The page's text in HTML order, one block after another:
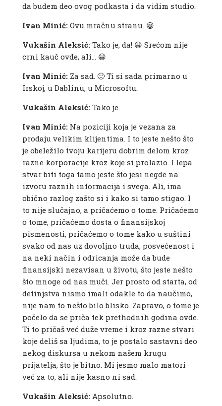
da budem deo ovog podkasta i da vidim studio.
Ivan Minić:Ovu mračnu stranu. 😀
Vukašin Aleksić:Tako je, da! 😀 Srećom nije
crni kauč ovde, ali… 😀
Ivan Minić:Za sad. 🙂 Ti si sada primarno u
Irskoj, u Dablinu, u Microsoftu.
Vukašin Aleksić:Tako je.
Ivan Minić:Na poziciji koja je vezana za
prodaju velikim klijentima. I to jeste nešto što
je obeležilo tvoju karijeru dobrim delom kroz
razne korporacije kroz koje si prolazio. I lepa
stvar biti toga tamo jeste što jesi negde na
izvoru raznih informacija i svega. Ali, ima
obično razlog zašto si i kako si tamo stigao. I
to nije slučajno, a pričaćemo o tome. Pričaćemo
o tome, pričaćemo dosta o finansijskoj
pismenosti, pričaćemo o tome kako u suštini
svako od nas uz dovoljno truda, posvećenost i
na neki način i odricanja može da bude
finansijski nezavisan u životu, što jeste nešto
što mnoge od nas muči. Jer prosto od starta, od
detinjstva nismo imali odakle to da naučimo,
nije nam to nešto bilo blisko. Zapravo, o tome je
počelo da se priča tek prethodnih godina ovde.
Ti to pričaš već duže vreme i kroz razne stvari
koje deliš sa ljudima, to je postalo sastavni deo
nekog diskursa u nekom našem krugu
prijatelja, što je bitno. Mi jesmo malo matori
već za to, ali nije kasno ni sad.
Vukašin Aleksić:Apsolutno.